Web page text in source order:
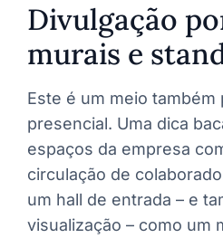
Divulgação
murais e
Este é um meio também
presencial. Uma dica
espaços da empresa
circulação de
um hall de entrada – e
visualização – como um